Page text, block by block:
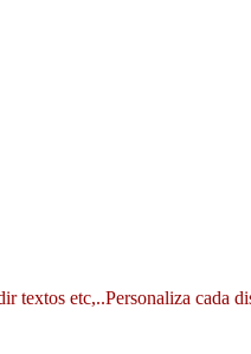
textos etc,..Personaliza cada